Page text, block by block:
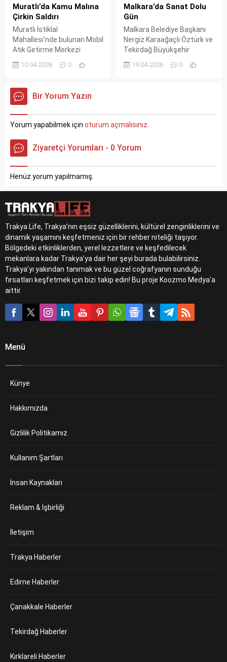
Muratlı’da Kamu Malına
Çirkin Saldırı
Muratlı İstiklal
Mahallesi'nde bulunan Mobil
Atık Getirme Merkezi
konteyneri, kimliği belirsiz
kişilerin saldırısına uğradı.
eylem sonucunda maddi
kayıp yaşanırken, belediye
devam edeceğini açıkladı.
10.04.2026 0
Malkara’da Sanat Dolu
Gün
Malkara Belediye Başkanı
Nergiz Karaağaçlı Öztürk ve
Tekirdağ Büyükşehir
Belediyesi Şehir Tiyatroları,
"Hadi O Zaman" adlı çocuk
mesajlarla dolu etkinlikte
19.04.2026 0
Bir Yorum Yazın
Yorum yapabilmek için oturum açmalısınız.
Ziyaretçi Yorumları - 0 Yorum
Henüz yorum yapılmamış.
Trakya Life, Trakya’nın eşsiz güzelliklerini, kültürel zenginliklerini ve
dinamik yaşamını keşfetmeniz için bir rehber niteliği taşıyor.
Bölgedeki etkinliklerden, yerel lezzetlere ve keşfedilecek
mekanlara kadar Trakya’ya dair her şeyi burada bulabilirsiniz.
Trakya’yı yakından tanımak ve bu güzel coğrafyanın sunduğu
fırsatları keşfetmek için bizi takip edin! Bu proje Koozmo Medya'a
aittir.
Menü
Künye
Hakkımızda
Gizlilik Politikamız
Kullanım Şartları
İnsan Kaynakları
Reklam & İşbirliği
İletişim
Trakya Haberler
Edirne Haberler
Çanakkale Haberler
Tekirdağ Haberler
Kırklareli Haberler